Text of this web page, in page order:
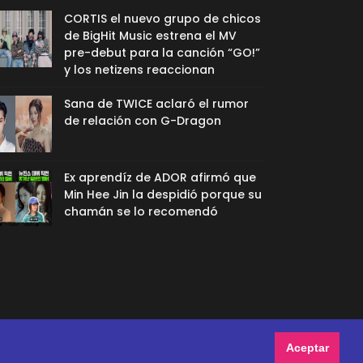
Aceptar
CORTIS el nuevo grupo de chicos
de BigHit Music estrena el MV
pre-debut para la canción “GO!”
y los netizens reaccionan
Sana de TWICE aclaró el rumor
de relación con G-Dragon
Ex aprendíz de ADOR afirmó que
Min Hee Jin la despidió porque su
chamán se lo recomendó